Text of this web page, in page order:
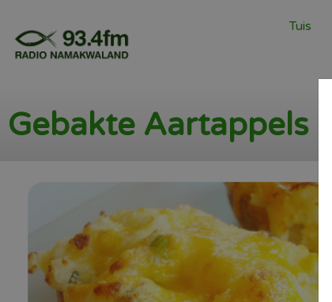
Tuis
Gebakte Aartappels